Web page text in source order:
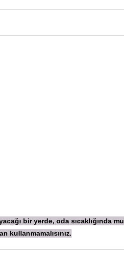
bir yerde, oda sıcaklığında
kullanmamalısınız.